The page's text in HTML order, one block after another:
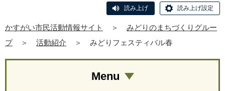
読み上げ 読み上げ設定
かすがい市民活動情報サイト ＞
みどりのまちづくりグルー
プ
＞ 活動紹介 ＞ みどりフェスティバル春
Menu